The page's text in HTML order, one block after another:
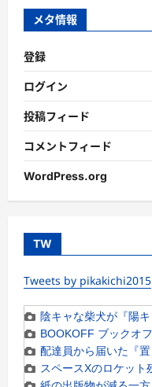
ー
メタ情報
登録
ログイン
投稿フィード
コメントフィード
WordPress.org
TW
Tweets by pikakichi2015